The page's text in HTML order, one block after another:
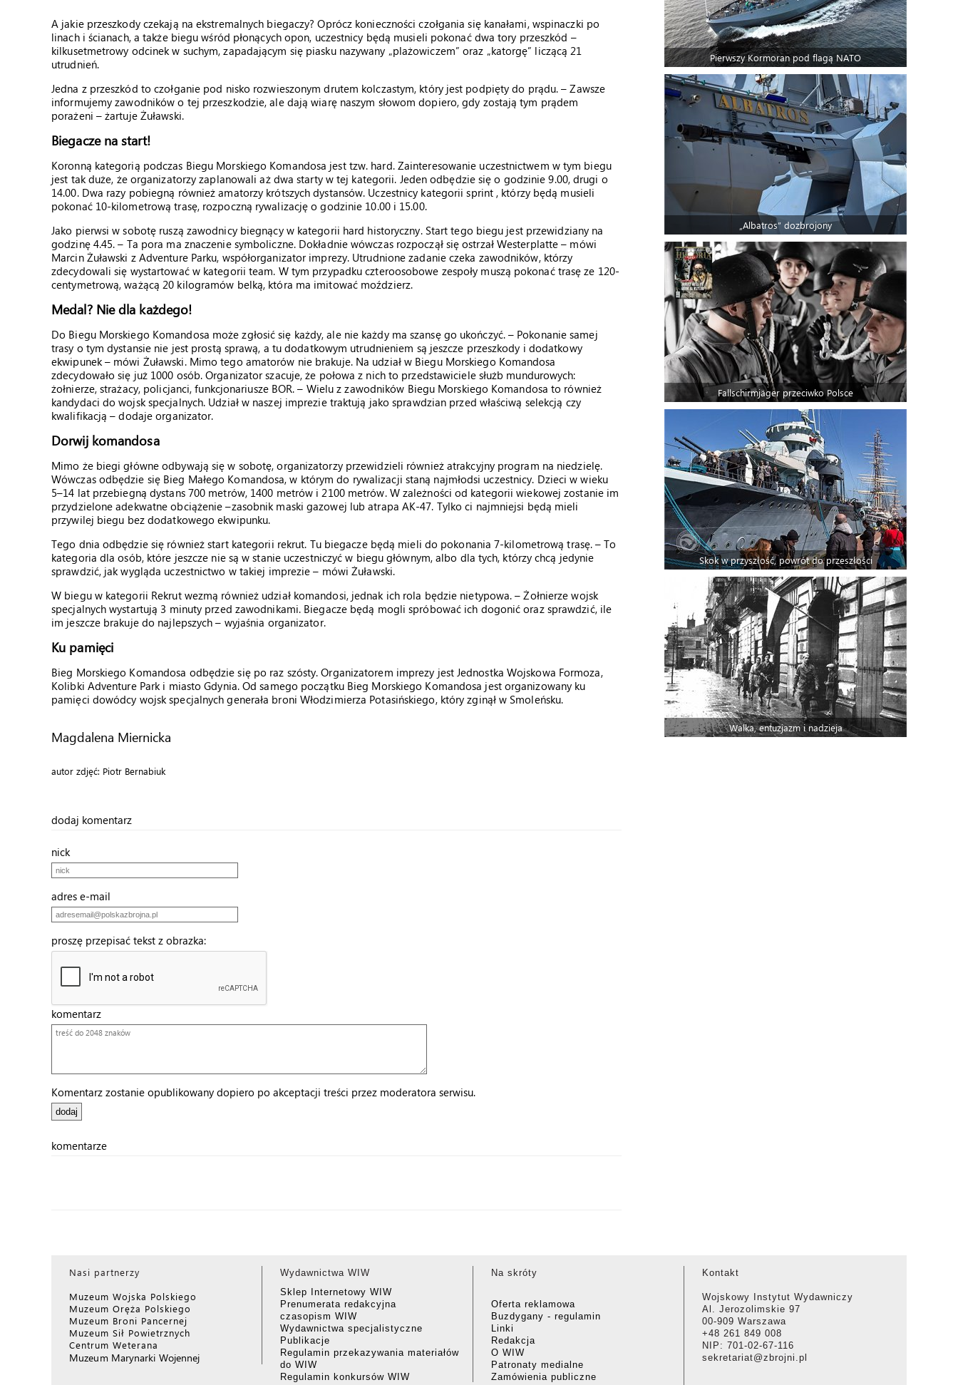
A jakie przeszkody czekają na ekstremalnych biegaczy? Oprócz konieczności czołgania się kanałami, wspinaczki po
linach i ścianach, a także biegu wśród płonących opon, uczestnicy będą musieli pokonać dwa tory przeszkód –
kilkusetmetrowy odcinek w suchym, zapadającym się piasku nazywany „plażowiczem” oraz „katorgę” liczącą 21
utrudnień.
Jedna z przeszkód to czołganie pod nisko rozwieszonym drutem kolczastym, który jest podpięty do prądu. – Zawsze
informujemy zawodników o tej przeszkodzie, ale dają wiarę naszym słowom dopiero, gdy zostają tym prądem
porażeni – żartuje Żuławski.
Biegacze na start!
Koronną kategorią podczas Biegu Morskiego Komandosa jest tzw. hard. Zainteresowanie uczestnictwem w tym biegu
jest tak duże, że organizatorzy zaplanowali aż dwa starty w tej kategorii. Jeden odbędzie się o godzinie 9.00, drugi o
14.00. Dwa razy pobiegną również amatorzy krótszych dystansów. Uczestnicy kategorii sprint , którzy będą musieli
pokonać 10-kilometrową trasę, rozpoczną rywalizację o godzinie 10.00 i 15.00.
Jako pierwsi w sobotę ruszą zawodnicy biegnący w kategorii hard historyczny. Start tego biegu jest przewidziany na
godzinę 4.45. – Ta pora ma znaczenie symboliczne. Dokładnie wówczas rozpoczął się ostrzał Westerplatte – mówi
Marcin Żuławski z Adventure Parku, współorganizator imprezy. Utrudnione zadanie czeka zawodników, którzy
zdecydowali się wystartować w kategorii team. W tym przypadku czteroosobowe zespoły muszą pokonać trasę ze 120-
centymetrową, ważącą 20 kilogramów belką, która ma imitować moździerz.
Medal? Nie dla każdego!
Do Biegu Morskiego Komandosa może zgłosić się każdy, ale nie każdy ma szansę go ukończyć. – Pokonanie samej
trasy o tym dystansie nie jest prostą sprawą, a tu dodatkowym utrudnieniem są jeszcze przeszkody i dodatkowy
ekwipunek – mówi Żuławski. Mimo tego amatorów nie brakuje. Na udział w Biegu Morskiego Komandosa
zdecydowało się już 1000 osób. Organizator szacuje, że połowa z nich to przedstawiciele służb mundurowych:
żołnierze, strażacy, policjanci, funkcjonariusze BOR. – Wielu z zawodników Biegu Morskiego Komandosa to również
kandydaci do wojsk specjalnych. Udział w naszej imprezie traktują jako sprawdzian przed właściwą selekcją czy
kwalifikacją – dodaje organizator.
Dorwij komandosa
Mimo że biegi główne odbywają się w sobotę, organizatorzy przewidzieli również atrakcyjny program na niedzielę.
Wówczas odbędzie się Bieg Małego Komandosa, w którym do rywalizacji staną najmłodsi uczestnicy. Dzieci w wieku
5–14 lat przebiegną dystans 700 metrów, 1400 metrów i 2100 metrów. W zależności od kategorii wiekowej zostanie im
przydzielone adekwatne obciążenie –zasobnik maski gazowej lub atrapa AK-47. Tylko ci najmniejsi będą mieli
przywilej biegu bez dodatkowego ekwipunku.
Tego dnia odbędzie się również start kategorii rekrut. Tu biegacze będą mieli do pokonania 7-kilometrową trasę. – To
kategoria dla osób, które jeszcze nie są w stanie uczestniczyć w biegu głównym, albo dla tych, którzy chcą jedynie
sprawdzić, jak wygląda uczestnictwo w takiej imprezie – mówi Żuławski.
W biegu w kategorii Rekrut wezmą również udział komandosi, jednak ich rola będzie nietypowa. – Żołnierze wojsk
specjalnych wystartują 3 minuty przed zawodnikami. Biegacze będą mogli spróbować ich dogonić oraz sprawdzić, ile
im jeszcze brakuje do najlepszych – wyjaśnia organizator.
Ku pamięci
Bieg Morskiego Komandosa odbędzie się po raz szósty. Organizatorem imprezy jest Jednostka Wojskowa Formoza,
Kolibki Adventure Park i miasto Gdynia. Od samego początku Bieg Morskiego Komandosa jest organizowany ku
pamięci dowódcy wojsk specjalnych generała broni Włodzimierza Potasińskiego, który zginął w Smoleńsku.
Magdalena Miernicka
autor zdjęć: Piotr Bernabiuk
dodaj komentarz
nick
adres e-mail
proszę przepisać tekst z obrazka:
komentarz
Komentarz zostanie opublikowany dopiero po akceptacji treści przez moderatora serwisu.
komentarze
Pierwszy Kormoran pod flagą NATO
„Albatros” dozbrojony
Fallschirmjäger przeciwko Polsce
Skok w przyszłość, powrót do przeszłości
Walka, entuzjazm i nadzieja
Nasi partnerzy
Muzeum Wojska Polskiego
Muzeum Oręża Polskiego
Muzeum Broni Pancernej
Muzeum Sił Powietrznych
Centrum Weterana
Muzeum Marynarki Wojennej
Wydawnictwa WIW
Sklep Internetowy WIW
Prenumerata redakcyjna
czasopism WIW
Wydawnictwa specjalistyczne
Publikacje
Regulamin przekazywania materiałów
do WIW
Regulamin konkursów WIW
Na skróty
Oferta reklamowa
Buzdygany - regulamin
Linki
Redakcja
O WIW
Patronaty medialne
Zamówienia publiczne
Kontakt
Wojskowy Instytut Wydawniczy
Al. Jerozolimskie 97
00-909 Warszawa
+48 261 849 008
NIP: 701-02-67-116
sekretariat@zbrojni.pl